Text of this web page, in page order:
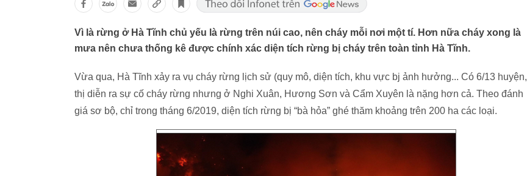
Vì là rừng ở Hà Tĩnh chủ yếu là rừng trên núi cao, nên cháy mỗi nơi một tí. Hơn nữa cháy xong là
mưa nên chưa thống kê được chính xác diện tích rừng bị cháy trên toàn tỉnh Hà Tĩnh.
Vừa qua, Hà Tĩnh xảy ra vụ cháy rừng lịch sử (quy mô, diện tích, khu vực bj ảnh hưởng... Có 6/13 huyện,
thị diễn ra sự cố cháy rừng nhưng ở Nghi Xuân, Hương Sơn và Cẩm Xuyên là nặng hơn cả. Theo đánh
giá sơ bộ, chỉ trong tháng 6/2019, diện tích rừng bị “bà hỏa” ghé thăm khoảng trên 200 ha các loại.